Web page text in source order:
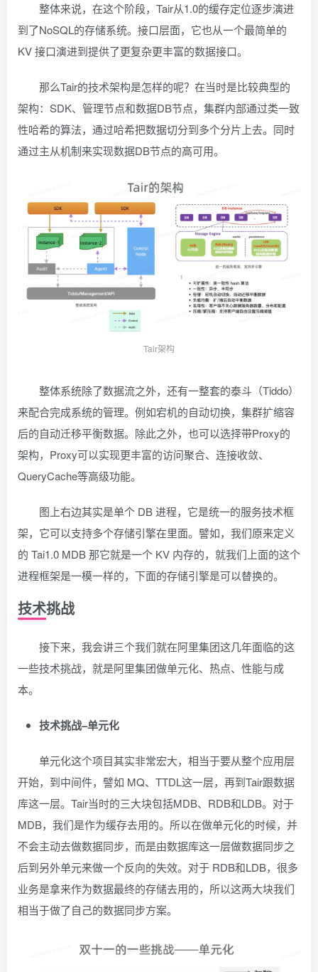
整体来说，在这个阶段，Tair从1.0的缓存定位逐步演进
到了NoSQL的存储系统。接口层面，它也从一个最简单的
KV 接口演进到提供了更复杂更丰富的数据接口。
那么Tair的技术架构是怎样的呢？在当时是比较典型的
架构：SDK、管理节点和数据DB节点，集群内部通过类一致
性哈希的算法，通过哈希把数据切分到多个分片上去。同时
通过主从机制来实现数据DB节点的高可用。
Tair架构
整体系统除了数据流之外，还有一整套的泰斗（Tiddo）
来配合完成系统的管理。例如宕机的自动切换，集群扩缩容
后的自动迁移平衡数据。除此之外，也可以选择带Proxy的
架构，Proxy可以实现更丰富的访问聚合、连接收敛、
QueryCache等高级功能。
图上右边其实是单个 DB 进程，它是统一的服务技术框
架，它可以支持多个存储引擎在里面。譬如，我们原来定义
的 Tai1.0 MDB 那它就是一个 KV 内存的，就我们上面的这个
进程框架是一模一样的，下面的存储引擎是可以替换的。
技术挑战
接下来，我会讲三个我们就在阿里集团这几年面临的这
一些技术挑战，就是阿里集团做单元化、热点、性能与成
本。
技术挑战–单元化
单元化这个项目其实非常宏大，相当于要从整个应用层
开始，到中间件，譬如 MQ、TTDL这一层，再到Tair跟数据
库这一层。Tair当时的三大块包括MDB、RDB和LDB。对于
MDB，我们是作为缓存去用的。所以在做单元化的时候，并
不会主动去做数据同步，而是由数据库这一层做数据同步之
后到另外单元来做一个反向的失效。对于 RDB和LDB，很多
业务是拿来作为数据最终的存储去用的，所以这两大块我们
相当于做了自己的数据同步方案。